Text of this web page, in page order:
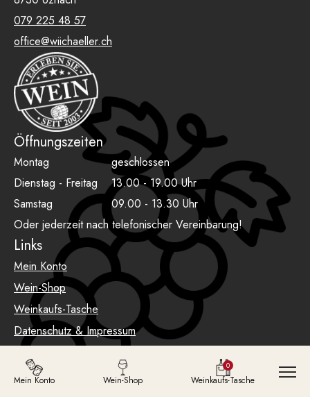
Mein Konto Wein-Shop Weinkaufs-Tasche
0
079 225 48 57
office@wiichaeller.ch
Öffnungszeiten
Montag
geschlossen
Dienstag - Freitag
13.00 - 19.00 Uhr
Samstag
09.00 - 13.30 Uhr
Oder jederzeit nach telefonischer Vereinbarung!
Links
Mein Konto
Wein-Shop
Weinkaufs-Tasche
Datenschutz & Impressum